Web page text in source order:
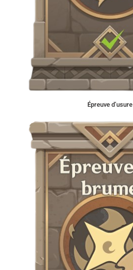
Épreuve d’usure